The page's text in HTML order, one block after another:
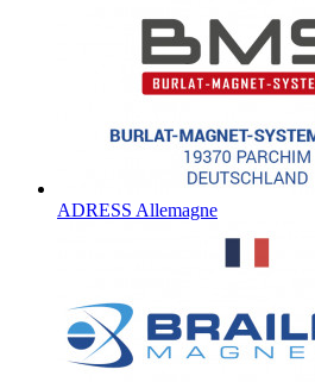
ADRESS Allemagne